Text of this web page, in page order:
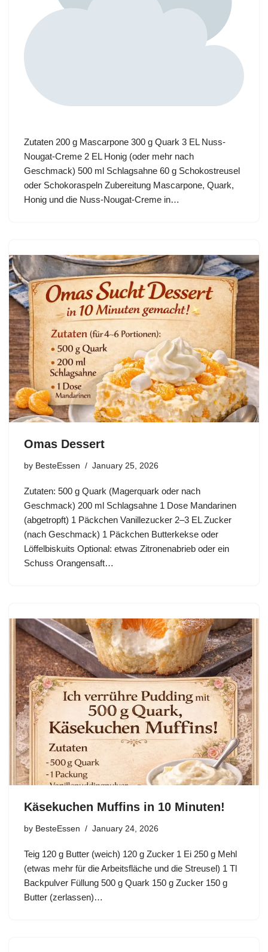
Zutaten 200 g Mascarpone 300 g Quark 3 EL Nuss-
Nougat-Creme 2 EL Honig (oder mehr nach
Geschmack) 500 ml Schlagsahne 60 g Schokostreusel
oder Schokoraspeln Zubereitung Mascarpone, Quark,
Honig und die Nuss-Nougat-Creme in…
Omas Dessert
by BesteEssen January 25, 2026
Zutaten: 500 g Quark (Magerquark oder nach
Geschmack) 200 ml Schlagsahne 1 Dose Mandarinen
(abgetropft) 1 Päckchen Vanillezucker 2–3 EL Zucker
(nach Geschmack) 1 Päckchen Butterkekse oder
Löffelbiskuits Optional: etwas Zitronenabrieb oder ein
Schuss Orangensaft…
Käsekuchen Muffins in 10 Minuten!
by BesteEssen January 24, 2026
Teig 120 g Butter (weich) 120 g Zucker 1 Ei 250 g Mehl
(etwas mehr für die Arbeitsfläche und die Streusel) 1 Tl
Backpulver Füllung 500 g Quark 150 g Zucker 150 g
Butter (zerlassen)…